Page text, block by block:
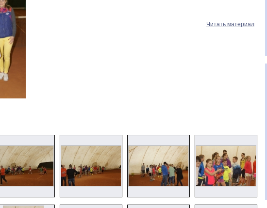
Читать материал